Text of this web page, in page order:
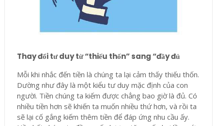
Thay đổi tư duy từ “thiếu thốn” sang “đầy đủ
Mỗi khi nhắc đến tiền là chúng ta lại cảm thấy thiếu thốn.
Dường như đây là một kiểu tư duy mặc định của con
người. Tiền chúng ta kiếm được chẳng bao giờ là đủ. Có
nhiều tiền hơn sẽ khiến ta muốn nhiều thứ hơn, và rồi ta
sẽ lại cố gắng kiếm thêm tiền để đáp ứng nhu cầu ấy.